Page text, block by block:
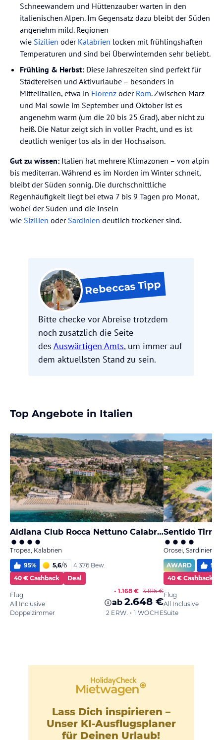
Schneewandern und Hüttenzauber warten in den
italienischen Alpen. Im Gegensatz dazu bleibt der Süden
angenehm mild. Regionen
wie Sizilien oder Kalabrien locken mit frühlingshaften
Temperaturen und sind bei Überwinternden sehr beliebt.
Frühling & Herbst: Diese Jahreszeiten sind perfekt für
Städtereisen und Aktivurlaube – besonders in
Mittelitalien, etwa in Florenz oder Rom. Zwischen März
und Mai sowie im September und Oktober ist es
angenehm warm (um die 20 bis 25 Grad), aber nicht zu
heiß. Die Natur zeigt sich in voller Pracht, und es ist
deutlich weniger los als in der Hochsaison.
Gut zu wissen: Italien hat mehrere Klimazonen – von alpin
bis mediterran. Während es im Norden im Winter schneit,
bleibt der Süden sonnig. Die durchschnittliche
Regenhäufigkeit liegt bei etwa 7 bis 9 Tagen pro Monat,
wobei der Süden und die Inseln
wie Sizilien oder Sardinien deutlich trockener sind.
RebeccasTipp
Bitte checke vor Abreise trotzdem
noch zusätzlich die Seite
des Auswärtigen Amts, um immer auf
dem aktuellsten Stand zu sein.
Top Angebote in Italien
Aldiana Club Rocca Nettuno Calabria
Tropea, Kalabrien
95% 5,6/6
4.376 Bew.
40 € Cashback
Deal
Flug
All Inclusive
Doppelzimmer
- 1.168 € 3.816 €
ab 2.648 €
2 ERW. • 1 WOCHE
Sentido
Orosei, Sardinien
AWARD
90
40 € Cashback
Flug
All Inclusive
Suite
Lass Dich inspirieren –
Unser KI-Ausflugsplaner
für Deinen Urlaub!